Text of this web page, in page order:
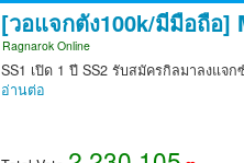
[วอแจกตัง100k/มีมือถือ]
Ragnarok Online
SS1 เปิด 1 ปี SS2 รับสมัครกิลมาลงแ
อ่านต่อ